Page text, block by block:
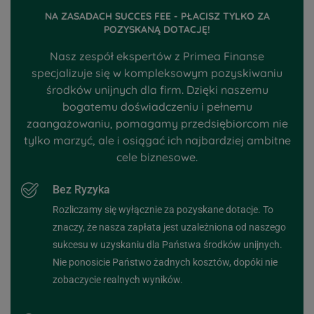
NA ZASADACH SUCCES FEE - PŁACISZ TYLKO ZA
POZYSKANĄ DOTACJĘ!
Nasz zespół ekspertów z Primea Finanse
specjalizuje się w kompleksowym pozyskiwaniu
środków unijnych dla firm. Dzięki naszemu
bogatemu doświadczeniu i pełnemu
zaangażowaniu, pomagamy przedsiębiorcom nie
tylko marzyć, ale i osiągać ich najbardziej ambitne
cele biznesowe.
Bez Ryzyka
Rozliczamy się wyłącznie za pozyskane dotacje. To
znaczy, że nasza zapłata jest uzależniona od naszego
sukcesu w uzyskaniu dla Państwa środków unijnych.
Nie ponosicie Państwo żadnych kosztów, dopóki nie
zobaczycie realnych wyników.